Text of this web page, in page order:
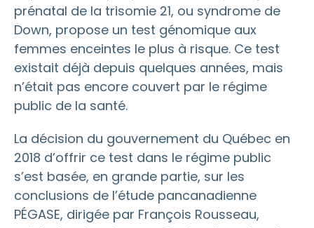
prénatal de la trisomie 21, ou syndrome de
Down, propose un test génomique aux
femmes enceintes le plus à risque. Ce test
existait déjà depuis quelques années, mais
n’était pas encore couvert par le régime
public de la santé.
La décision du gouvernement du Québec en
2018 d’offrir ce test dans le régime public
s’est basée, en grande partie, sur les
conclusions de l’étude pancanadienne
PÉGASE, dirigée par François Rousseau,